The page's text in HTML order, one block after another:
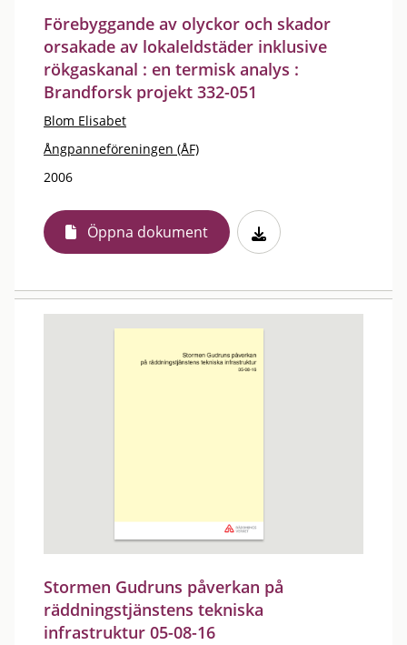
Förebyggande av olyckor och skador
orsakade av lokaleldstäder inklusive
rökgaskanal : en termisk analys :
Brandforsk projekt 332-051
Blom Elisabet
Ångpanneföreningen (ÅF)
2006
Öppna dokument
Stormen Gudruns påverkan på
räddningstjänstens tekniska
infrastruktur 05-08-16